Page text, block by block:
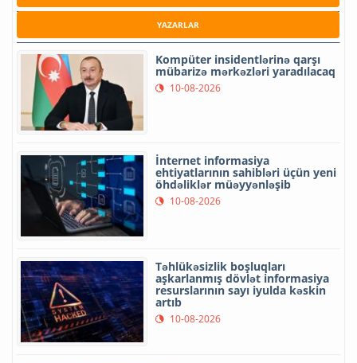
YAZARLAR
Kompüter insidentlərinə qarşı
mübarizə mərkəzləri yaradılacaq
10-08-2026
İnternet informasiya
ehtiyatlarının sahibləri üçün yeni
öhdəliklər müəyyənləşib
10-08-2026
Təhlükəsizlik boşluqları
aşkarlanmış dövlət informasiya
resurslarının sayı iyulda kəskin
artıb
10-08-2026